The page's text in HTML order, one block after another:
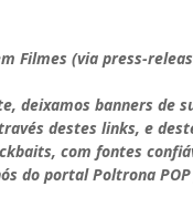
Filmes (via press-
deixamos banners de
destes links, e
com fontes
do portal Poltrona